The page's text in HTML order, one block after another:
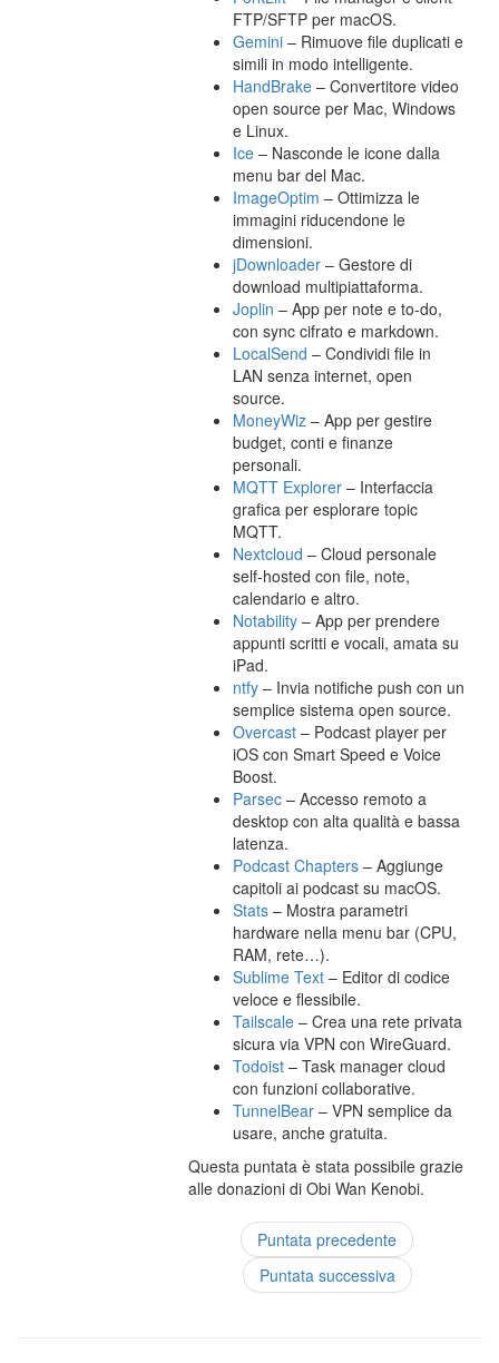
FTP/SFTP per macOS.
Gemini – Rimuove file duplicati e
simili in modo intelligente.
HandBrake – Convertitore video
open source per Mac, Windows
e Linux.
Ice – Nasconde le icone dalla
menu bar del Mac.
ImageOptim – Ottimizza le
immagini riducendone le
dimensioni.
jDownloader – Gestore di
download multipiattaforma.
Joplin – App per note e to-do,
con sync cifrato e markdown.
LocalSend – Condividi file in
LAN senza internet, open
source.
MoneyWiz – App per gestire
budget, conti e finanze
personali.
MQTT Explorer – Interfaccia
grafica per esplorare topic
MQTT.
Nextcloud – Cloud personale
self-hosted con file, note,
calendario e altro.
Notability – App per prendere
appunti scritti e vocali, amata su
iPad.
ntfy – Invia notifiche push con un
semplice sistema open source.
Overcast – Podcast player per
iOS con Smart Speed e Voice
Boost.
Parsec – Accesso remoto a
desktop con alta qualità e bassa
latenza.
Podcast Chapters – Aggiunge
capitoli ai podcast su macOS.
Stats – Mostra parametri
hardware nella menu bar (CPU,
RAM, rete…).
Sublime Text – Editor di codice
veloce e flessibile.
Tailscale – Crea una rete privata
sicura via VPN con WireGuard.
Todoist – Task manager cloud
con funzioni collaborative.
TunnelBear – VPN semplice da
usare, anche gratuita.
Questa puntata è stata possibile grazie
alle donazioni di Obi Wan Kenobi.
Puntata precedente
Puntata successiva